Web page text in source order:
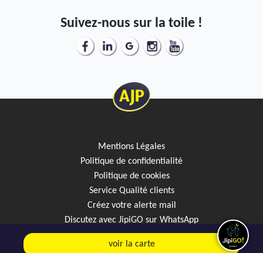
voir la carte
Suivez-nous sur la toile !
Mentions Légales
Politique de confidentialité
Politique de cookies
Service Qualité clients
Créez votre alerte mail
Discutez avec JipiGO sur WhatsApp